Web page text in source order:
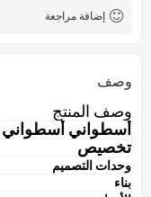
إضافة مراجعة
وصف
وصف المنتج
أسطواني أسطواني
تخصيص
وحدات التصميم
بناء